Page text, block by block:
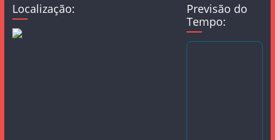
Localização:
Previsão do
Tempo: